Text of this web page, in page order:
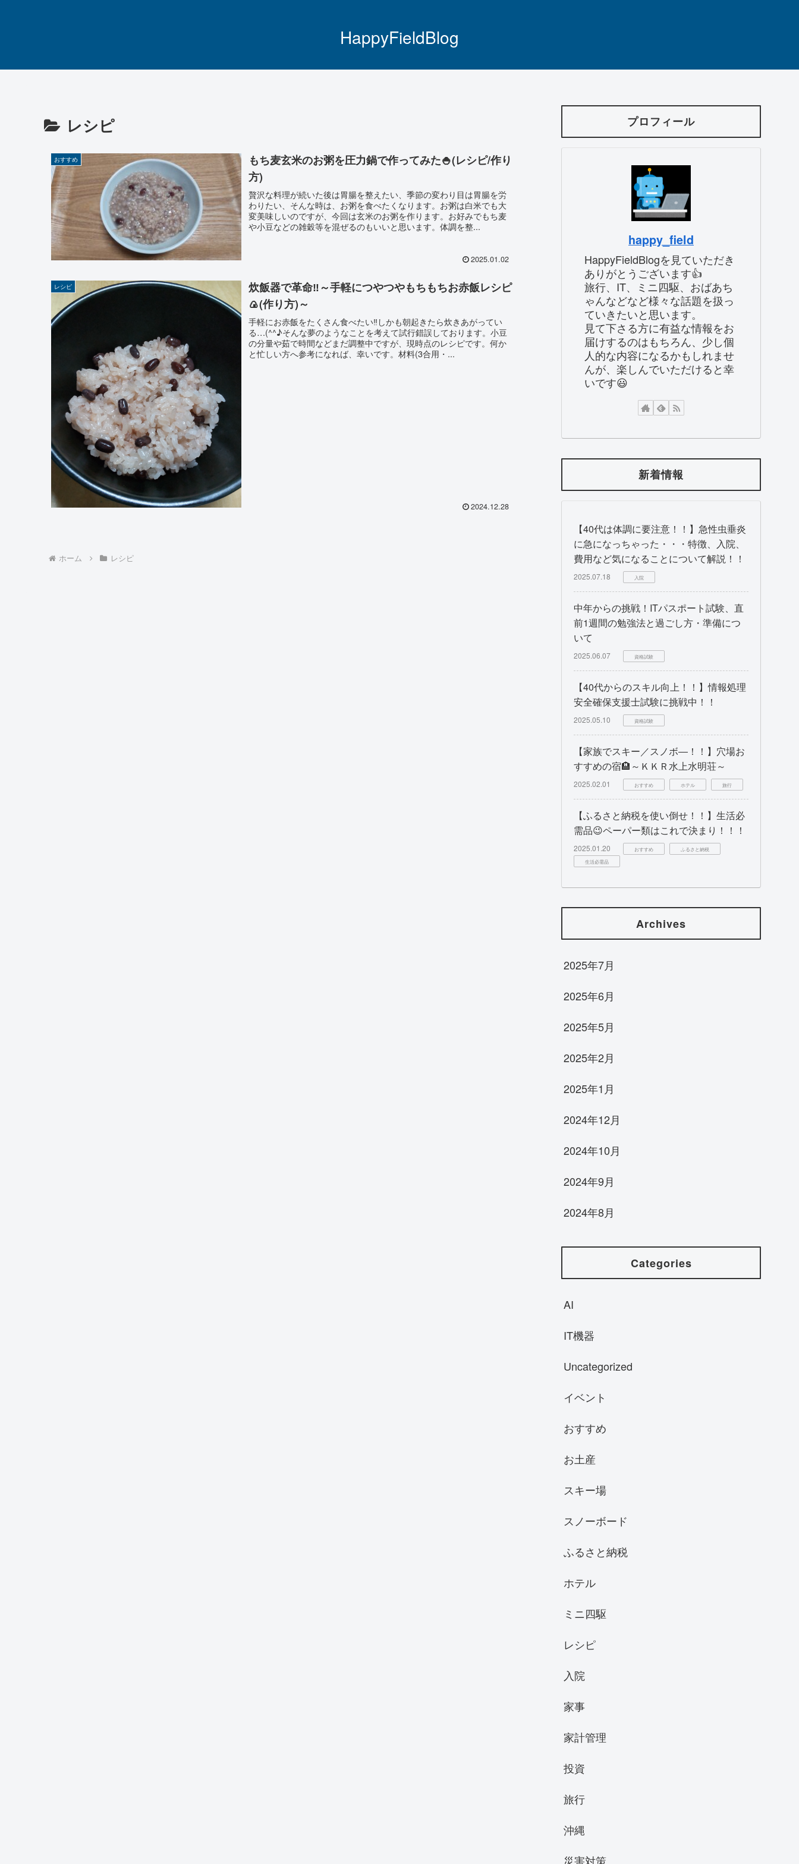
HappyFieldBlog
レシピ
おすすめ
もち麦玄米のお粥を圧力鍋で作ってみた🍚(レシピ/作り
方)
贅沢な料理が続いた後は胃腸を整えたい、季節の変わり目は胃腸を労
わりたい、そんな時は、お粥を食べたくなります。お粥は白米でも大
変美味しいのですが、今回は玄米のお粥を作ります。お好みでもち麦
や小豆などの雑穀等を混ぜるのもいいと思います。体調を整...
2025.01.02
レシピ
炊飯器で革命‼～手軽につやつやもちもちお赤飯レシピ
🍙(作り方)～
手軽にお赤飯をたくさん食べたい‼しかも朝起きたら炊きあがってい
る…(^^♪そんな夢のようなことを考えて試行錯誤しております。小豆
の分量や茹で時間などまだ調整中ですが、現時点のレシピです。何か
と忙しい方へ参考になれば、幸いです。材料(3合用・...
2024.12.28
ホーム レシピ
プロフィール
happy_field
HappyFieldBlogを見ていただき
ありがとうございます👍
旅行、IT、ミニ四駆、おばあち
ゃんなどなど様々な話題を扱っ
ていきたいと思います。
見て下さる方に有益な情報をお
届けするのはもちろん、少し個
人的な内容になるかもしれませ
んが、楽しんでいただけると幸
いです😃
新着情報
【40代は体調に要注意！！】急性虫垂炎
に急になっちゃった・・・特徴、入院、
費用など気になることについて解説！！
2025.07.18 入院
中年からの挑戦！ITパスポート試験、直
前1週間の勉強法と過ごし方・準備につ
いて
2025.06.07 資格試験
【40代からのスキル向上！！】情報処理
安全確保支援士試験に挑戦中！！
2025.05.10 資格試験
【家族でスキー／スノボ―！！】穴場お
すすめの宿🏨～ＫＫＲ水上水明荘～
2025.02.01 おすすめ ホテル 旅行
【ふるさと納税を使い倒せ！！】生活必
需品😉ペーパー類はこれで決まり！！！
2025.01.20 おすすめ
ふるさと納税
生活必需品
Archives
2025年7月
2025年6月
2025年5月
2025年2月
2025年1月
2024年12月
2024年10月
2024年9月
2024年8月
Categories
AI
IT機器
Uncategorized
イベント
おすすめ
お土産
スキー場
スノーボード
ふるさと納税
ホテル
ミニ四駆
レシピ
入院
家事
家計管理
投資
旅行
沖縄
災害対策